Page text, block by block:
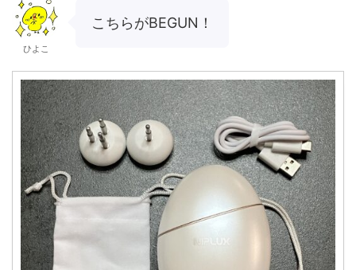
ひよこ
こちらがBEGUN！